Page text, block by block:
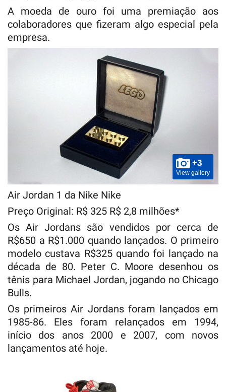
A moeda de ouro foi uma premiação aos
colaboradores que fizeram algo especial pela
empresa.
+3
View gallery
Air Jordan 1 da Nike Nike
Preço Original: R$ 325 R$ 2,8 milhões*
Os Air Jordans são vendidos por cerca de
R$650 a R$1.000 quando lançados. O primeiro
modelo custava R$325 quando foi lançado na
década de 80. Peter C. Moore desenhou os
tênis para Michael Jordan, jogando no Chicago
Bulls.
Os primeiros Air Jordans foram lançados em
1985-86. Eles foram relançados em 1994,
início dos anos 2000 e 2007, com novos
lançamentos até hoje.